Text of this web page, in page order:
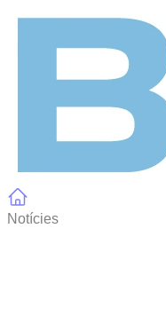
Notícies